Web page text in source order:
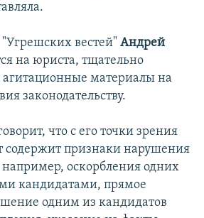
вестей" Андрей
на юриста, тщательно
материалы на
законодательству.
что с его точки зрения
содержит признаки нарушения
например, оскорбления одних
кандидатами, прямое
одним из кандидатов